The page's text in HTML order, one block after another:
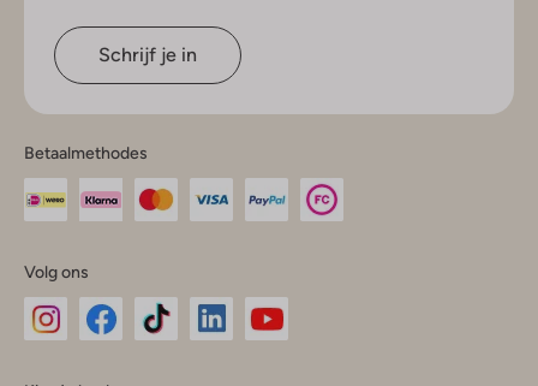
Schrijf je in
Betaalmethodes
Volg ons